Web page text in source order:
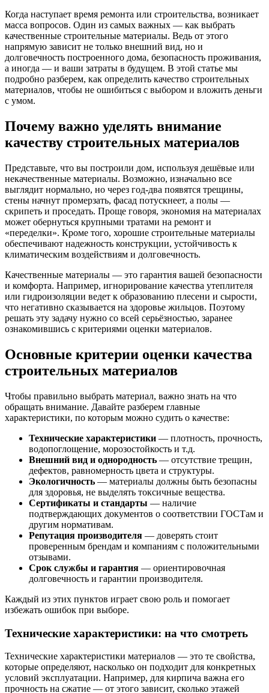
Когда наступает время ремонта или строительства, возникает
масса вопросов. Один из самых важных — как выбрать
качественные строительные материалы. Ведь от этого
напрямую зависит не только внешний вид, но и
долговечность построенного дома, безопасность проживания,
а иногда — и ваши затраты в будущем. В этой статье мы
подробно разберем, как определить качество строительных
материалов, чтобы не ошибиться с выбором и вложить деньги
с умом.
Почему важно уделять внимание
качеству строительных материалов
Представьте, что вы построили дом, используя дешёвые или
некачественные материалы. Возможно, изначально все
выглядит нормально, но через год-два появятся трещины,
стены начнут промерзать, фасад потускнеет, а полы —
скрипеть и проседать. Проще говоря, экономия на материалах
может обернуться крупными тратами на ремонт и
«переделки». Кроме того, хорошие строительные материалы
обеспечивают надежность конструкции, устойчивость к
климатическим воздействиям и долговечность.
Качественные материалы — это гарантия вашей безопасности
и комфорта. Например, игнорирование качества утеплителя
или гидроизоляции ведет к образованию плесени и сырости,
что негативно сказывается на здоровье жильцов. Поэтому
решать эту задачу нужно со всей серьёзностью, заранее
ознакомившись с критериями оценки материалов.
Основные критерии оценки качества
строительных материалов
Чтобы правильно выбрать материал, важно знать на что
обращать внимание. Давайте разберем главные
характеристики, по которым можно судить о качестве:
Технические характеристики — плотность, прочность,
водопоглощение, морозостойкость и т.д.
Внешний вид и однородность — отсутствие трещин,
дефектов, равномерность цвета и структуры.
Экологичность — материалы должны быть безопасны
для здоровья, не выделять токсичные вещества.
Сертификаты и стандарты — наличие
подтверждающих документов о соответствии ГОСТам и
другим нормативам.
Репутация производителя — доверять стоит
проверенным брендам и компаниям с положительными
отзывами.
Срок службы и гарантия — ориентировочная
долговечность и гарантии производителя.
Каждый из этих пунктов играет свою роль и помогает
избежать ошибок при выборе.
Технические характеристики: на что смотреть
Технические характеристики материалов — это те свойства,
которые определяют, насколько он подходит для конкретных
условий эксплуатации. Например, для кирпича важна его
прочность на сжатие — от этого зависит, сколько этажей